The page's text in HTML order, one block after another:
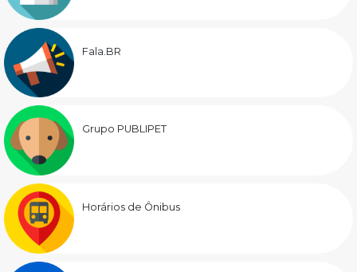
Fala.BR
Grupo PUBLIPET
Horários de Ônibus